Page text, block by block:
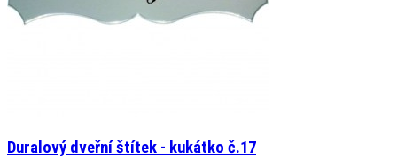
Duralový dveřní štítek - kukátko č.17